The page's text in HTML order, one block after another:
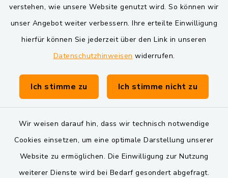
verstehen, wie unsere Website genutzt wird. So können wir
unser Angebot weiter verbessern. Ihre erteilte Einwilligung
hierfür können Sie jederzeit über den Link in unseren
Datenschutzhinweisen widerrufen.
Ich stimme zu Ich stimme nicht zu
Wir weisen darauf hin, dass wir technisch notwendige
Cookies einsetzen, um eine optimale Darstellung unserer
Website zu ermöglichen. Die Einwilligung zur Nutzung
weiterer Dienste wird bei Bedarf gesondert abgefragt.
VG und Gemeinden
Markt Schwarzenfeld
Gemeinde Schwarzach bei Nabburg
Verwaltungsgemeinschaft Schwarzenfeld